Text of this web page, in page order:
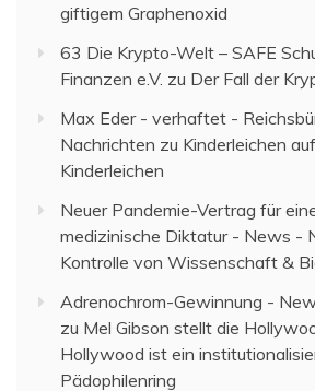
giftigem Graphenoxid
63 Die Krypto-Welt – SAFE
Finanzen e.V. zu Der Fall der
Max Eder - verhaftet -
Nachrichten zu Kinderleichen
Kinderleichen
Neuer Pandemie-Vertrag für
medizinische Diktatur - News -
Kontrolle von Wissenschaft &
Adrenochrom-Gewinnung -
zu Mel Gibson stellt die
Hollywood ist ein
Pädophilenring